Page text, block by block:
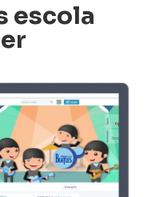
escola